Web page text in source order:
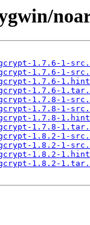
1.7.6-1-
1.7.6-1-
1.7.6-1.hint
1.7.6-
1.7.8-1-
1.7.8-1-
1.7.8-1.hint
1.7.8-
1.8.2-1-
1.8.2-1-
1.8.2-1.hint
1.8.2-